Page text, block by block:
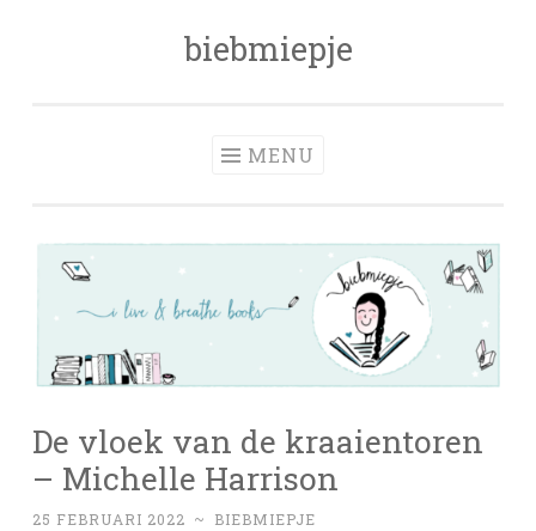
biebmiepje
MENU
De vloek van de kraaientoren
– Michelle Harrison
25 FEBRUARI 2022 ~ BIEBMIEPJE